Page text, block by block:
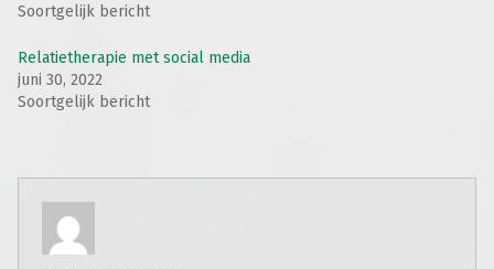
Soortgelijk bericht
Relatietherapie met social media
juni 30, 2022
Soortgelijk bericht